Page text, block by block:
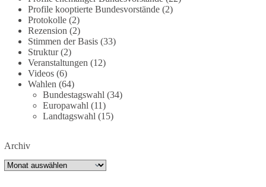
Diskussion“, meint der Demokratie-Bestatter.
Wie siehst du das?
🤝 Jetzt Politik für die Menschen mitgestalten:
https://diebasis.de/mitgliedschaft/
#dieBasis #energiewende #strompreise
#wettbewerb
Profile kooptierte Bundesvorstände(2)
Protokolle(2)
Rezension (2)
Stimmen der Basis(33)
Struktur(2)
Veranstaltungen (12)
Videos(6)
Wahlen (64)
Bundestagswahl (34)
Europawahl (11)
Landtagswahl (15)
Archiv
Archiv